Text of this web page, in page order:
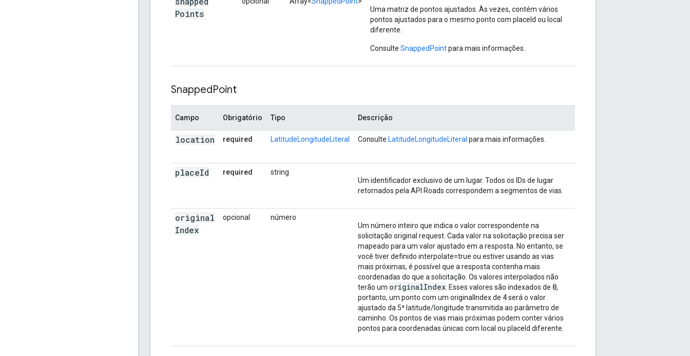
Points
Uma matriz de pontos ajustados. Às vezes, contém vários
pontos ajustados para o mesmo ponto com placeId ou local
diferente.
Consulte SnappedPointpara mais informações.
SnappedPoint
Campo Obrigatório Tipo Descrição
location required LatitudeLongitudeLiteral Consulte LatitudeLongitudeLiteral para mais informações.
placeId required
string
Um identificador exclusivo de um lugar. Todos os IDs de lugar
retornados pela API Roads correspondem a segmentos de vias.
original
Index
opcional
número
Um número inteiro que indica o valor correspondente na
solicitação original request. Cada valor na solicitação precisa ser
mapeado para um valor ajustado em a resposta. No entanto, se
você tiver definido interpolate=true ou estiver usando as vias
mais próximas, é possível que a resposta contenha mais
coordenadas do que a solicitação. Os valores interpolados não
terão um originalIndex . Esses valores são indexados de 0,
portanto, um ponto com um originalIndex de 4será o valor
ajustado da 5ª latitude/longitude transmitida ao parâmetro de
caminho. Os pontos de vias mais próximas podem conter vários
pontos para coordenadas únicas com local ou placeId diferente.